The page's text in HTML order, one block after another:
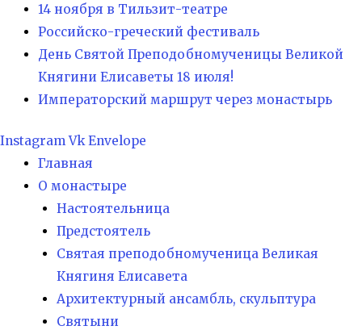
14 ноября в Тильзит-театре
Российско-греческий фестиваль
День Святой Преподобномученицы Великой
Княгини Елисаветы 18 июля!
Императорский маршрут через монастырь
Instagram Vk Envelope
Главная
О монастыре
Настоятельница
Предстоятель
Святая преподобномученица Великая
Княгиня Елисавета
Архитектурный ансамбль, скульптура
Святыни